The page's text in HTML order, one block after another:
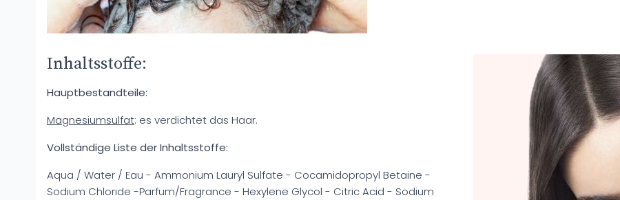
Inhaltsstoffe:
Hauptbestandteile:
Magnesiumsulfat: es verdichtet das Haar.
Vollständige Liste der Inhaltsstoffe:
Aqua / Water / Eau - Ammonium Lauryl Sulfate - Cocamidopropyl Betaine -
Sodium Chloride -Parfum/Fragrance - Hexylene Glycol - Citric Acid - Sodium